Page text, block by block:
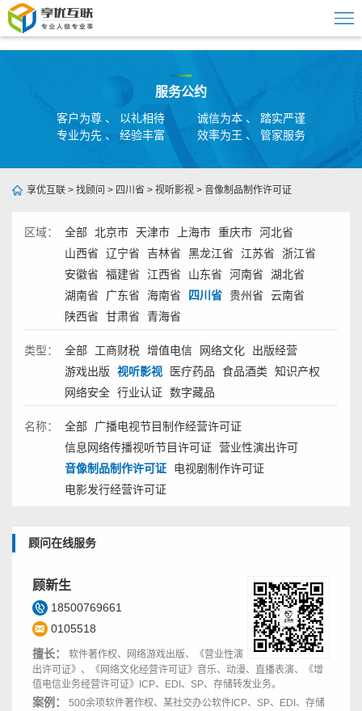
服务公约
客户为尊 、 以礼相待
诚信为本 、 踏实严谨
专业为先 、 经验丰富
效率为王 、 管家服务
享优互联 > 找顾问 > 四川省 > 视听影视 > 音像制品制作许可证
区域： 全部 北京市 天津市 上海市 重庆市 河北省
山西省
辽宁省 吉林省 黑龙江省 江苏省
浙江省
安徽省
福建省 江西省 山东省 河南省
湖北省
湖南省
广东省 海南省 四川省 贵州省
云南省
陕西省
甘肃省 青海省
类型： 全部 工商财税 增值电信 网络文化
出版经营
游戏出版
视听影视 医疗药品 食品酒类
知识产权
网络安全 行业认证 数字藏品
名称： 全部
广播电视节目制作经营许可证
信息网络传播视听节目许可证 营业性演出许可
音像制品制作许可证
电视剧制作许可证
电影发行经营许可证
顾问在线服务
顾新生
18500769661
0105518
擅长：
软件著作权、网络游戏出版、《营业性演
出许可证》、《网络文化经营许可证》音乐、动漫、直播表演、《增
值电信业务经营许可证》ICP、EDI、SP、存储转发业务。
案例：
500余项软件著作权、某社交办公软件ICP、SP、EDI、存储